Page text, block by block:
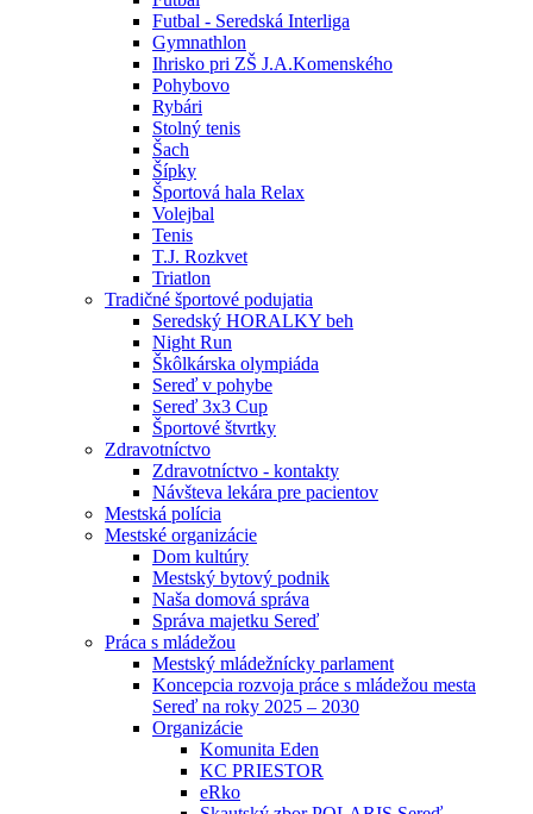
Futbal - Seredská Interliga
Gymnathlon
Ihrisko pri ZŠ J.A.Komenského
Pohybovo
Rybári
Stolný tenis
Šach
Šípky
Športová hala Relax
Volejbal
Tenis
T.J. Rozkvet
Triatlon
Tradičné športové podujatia
Seredský HORALKY beh
Night Run
Škôlkárska olympiáda
Sereď v pohybe
Sereď 3x3 Cup
Športové štvrtky
Zdravotníctvo
Zdravotníctvo - kontakty
Návšteva lekára pre pacientov
Mestská polícia
Mestské organizácie
Dom kultúry
Mestský bytový podnik
Naša domová správa
Správa majetku Sereď
Práca s mládežou
Mestský mládežnícky parlament
Koncepcia rozvoja práce s mládežou mesta
Sereď na roky 2025 – 2030
Organizácie
Komunita Eden
KC PRIESTOR
eRko